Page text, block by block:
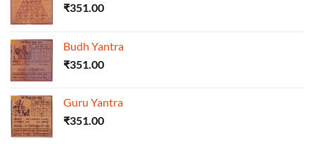
₹351.00
Budh Yantra
₹351.00
Guru Yantra
₹351.00